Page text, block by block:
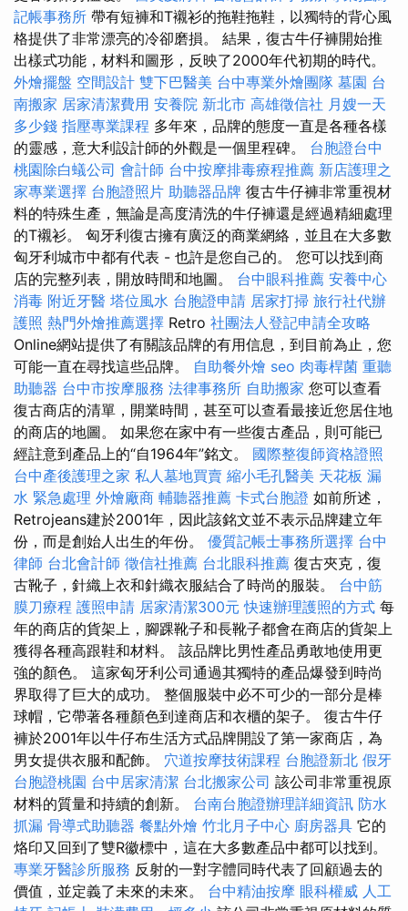
記帳事務所 帶有短褲和T襯衫的拖鞋拖鞋，以獨特的背心風
格提供了非常漂亮的冷卻磨損。 結果，復古牛仔褲開始推
出樣式功能，材料和圖形，反映了2000年代初期的時代。
外燴擺盤 空間設計 雙下巴醫美 台中專業外燴團隊 墓園 台
南搬家 居家清潔費用 安養院 新北市 高雄徵信社 月嫂一天
多少錢 指壓專業課程 多年來，品牌的態度一直是各種各樣
的靈感，意大利設計師的外觀是一個里程碑。 台胞證台中
桃園除白蟻公司 會計師 台中按摩排毒療程推薦 新店護理之
家專業選擇 台胞證照片 助聽器品牌 復古牛仔褲非常重視材
料的特殊生產，無論是高度清洗的牛仔褲還是經過精細處理
的T襯衫。 匈牙利復古擁有廣泛的商業網絡，並且在大多數
匈牙利城市中都有代表 - 也許是您自己的。 您可以找到商
店的完整列表，開放時間和地圖。 台中眼科推薦 安養中心
消毒 附近牙醫 塔位風水 台胞證申請 居家打掃 旅行社代辦
護照 熱門外燴推薦選擇 Retro 社團法人登記申請全攻略
Online網站提供了有關該品牌的有用信息，到目前為止，您
可能一直在尋找這些品牌。 自助餐外燴 seo 肉毒桿菌 重聽
助聽器 台中市按摩服務 法律事務所 自助搬家 您可以查看
復古商店的清單，開業時間，甚至可以查看最接近您居住地
的商店的地圖。 如果您在家中有一些復古產品，則可能已
經註意到產品上的“自1964年”銘文。 國際整復師資格證照
台中產後護理之家 私人墓地買賣 縮小毛孔醫美 天花板 漏
水 緊急處理 外燴廠商 輔聽器推薦 卡式台胞證 如前所述，
Retrojeans建於2001年，因此該銘文並不表示品牌建立年
份，而是創始人出生的年份。 優質記帳士事務所選擇 台中
律師 台北會計師 徵信社推薦 台北眼科推薦 復古夾克，復
古靴子，針織上衣和針織衣服結合了時尚的服裝。 台中筋
膜刀療程 護照申請 居家清潔300元 快速辦理護照的方式 每
年的商店的貨架上，腳踝靴子和長靴子都會在商店的貨架上
獲得各種高跟鞋和材料。 該品牌比男性產品勇敢地使用更
強的顏色。 這家匈牙利公司通過其獨特的產品爆發到時尚
界取得了巨大的成功。 整個服裝中必不可少的一部分是棒
球帽，它帶著各種顏色到達商店和衣櫃的架子。 復古牛仔
褲於2001年以牛仔布生活方式品牌開設了第一家商店，為
男女提供衣服和配飾。 穴道按摩技術課程 台胞證新北 假牙
台胞證桃園 台中居家清潔 台北搬家公司 該公司非常重視原
材料的質量和持續的創新。 台南台胞證辦理詳細資訊 防水
抓漏 骨導式助聽器 餐點外燴 竹北月子中心 廚房器具 它的
烙印又回到了雙R徽標中，這在大多數產品中都可以找到。
專業牙醫診所服務 反射的一對字體同時代表了回顧過去的
價值，並定義了未來的未來。 台中精油按摩 眼科權威 人工